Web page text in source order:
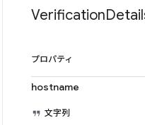
Verification
プロパティ
hostname
文字列